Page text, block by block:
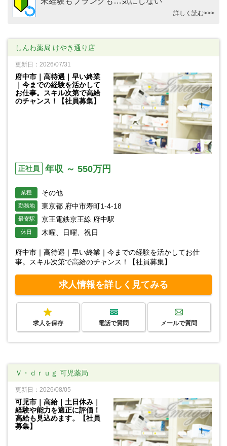
詳しく読む>>>
しんわ薬局 けやき通り店
更新日：2026/07/31
府中市｜高待遇｜早い終業
｜今までの経験を活かして
お仕事。スキル次第で高給
のチャンス！【社員募集】
正社員 年収 ～ 550万円
業種 その他
勤務地 東京都 府中市寿町1-4-18
最寄駅 京王電鉄京王線 府中駅
休日 木曜、日曜、祝日
府中市｜高待遇｜早い終業｜今までの経験を活かしてお仕
事。スキル次第で高給のチャンス！【社員募集】
求人情報を詳しく見てみる
求人を保存 電話で質問 メールで質問
Ｖ・ｄｒｕｇ 可児薬局
更新日：2026/08/05
可児市｜高給｜土日休み｜
経験や能力を適正に評価！
高給も見込めます。【社員
募集】